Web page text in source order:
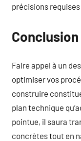
précisions
Conclusion
Faire appel à un
optimiser vos
construire
plan technique
pointue, il saura
concrètes tout en